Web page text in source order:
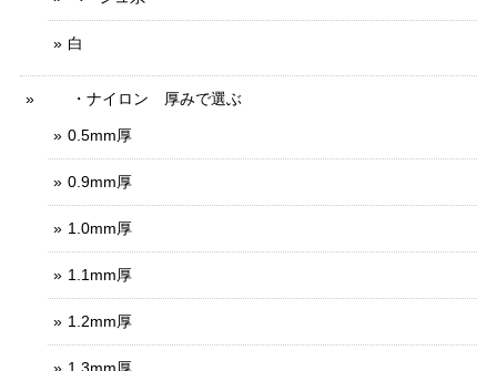
白
・ナイロン 厚みで選ぶ
0.5mm厚
0.9mm厚
1.0mm厚
1.1mm厚
1.2mm厚